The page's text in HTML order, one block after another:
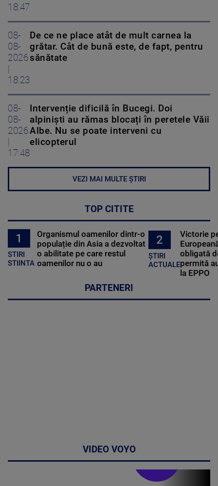
18:47
08-
08-
2026
18:23
De ce ne place atât de mult carnea la
grătar. Cât de bună este, de fapt, pentru
sănătate
08-
08-
2026
17:48
Intervenție dificilă în Bucegi. Doi
alpiniști au rămas blocați în peretele Văii
Albe. Nu se poate interveni cu
elicopterul
VEZI MAI MULTE ȘTIRI
TOP CITITE
1
STIRI
STIINTA
Organismul oamenilor dintr-o
populație din Asia a dezvoltat
o abilitate pe care restul
oamenilor nu o au
2
ȘTIRI
ACTUALE
Victorie
obligată
permită
la EPPO
PARTENERI
VIDEO VOYO